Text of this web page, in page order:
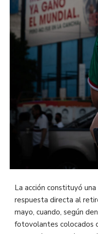
La acción constituyó
respuesta directa al
mayo, cuando, según
fotovolantes colocados